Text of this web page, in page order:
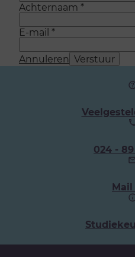
Achternaam *
E-mail *
Annuleren Verstuur
Ons
024 -
Mail